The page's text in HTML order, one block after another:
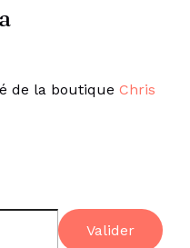
de la boutique Chris